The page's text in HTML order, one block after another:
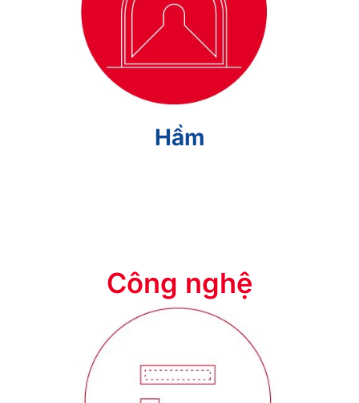
Hầm
Hầm
Công nghệ